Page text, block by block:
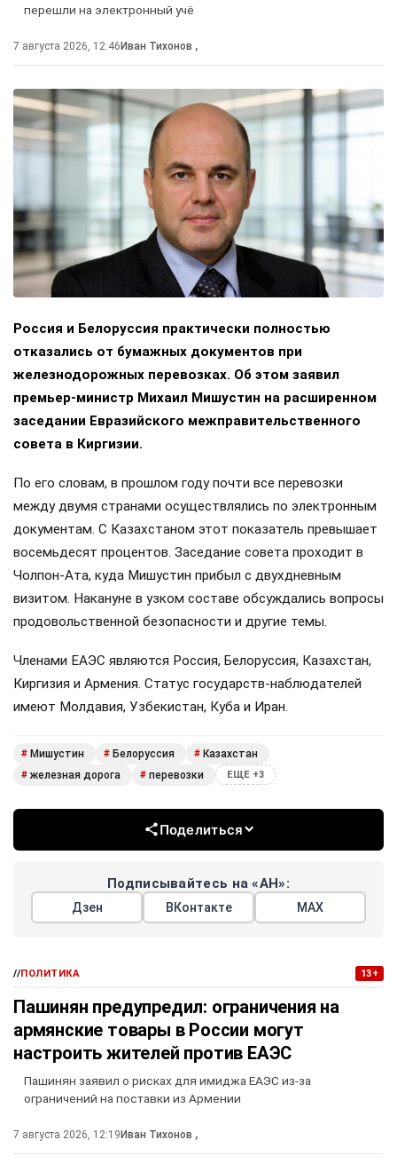
перешли на электронный учё
7 августа 2026, 12:46Иван Тихонов ,
Россия и Белоруссия практически полностью
отказались от бумажных документов при
железнодорожных перевозках. Об этом заявил
премьер-министр Михаил Мишустин на расширенном
заседании Евразийского межправительственного
совета в Киргизии.
По его словам, в прошлом году почти все перевозки
между двумя странами осуществлялись по электронным
документам. С Казахстаном этот показатель превышает
восемьдесят процентов. Заседание совета проходит в
Чолпон-Ата, куда Мишустин прибыл с двухдневным
визитом. Накануне в узком составе обсуждались вопросы
продовольственной безопасности и другие темы.
Членами ЕАЭС являются Россия, Белоруссия, Казахстан,
Киргизия и Армения. Статус государств-наблюдателей
имеют Молдавия, Узбекистан, Куба и Иран.
# Мишустин # Белоруссия # Казахстан
# железная дорога # перевозки ЕЩЕ +3
Поделиться
Подписывайтесь на «АН»:
Дзен ВКонтакте МАХ
//ПОЛИТИКА 13+
Пашинян предупредил: ограничения на
армянские товары в России могут
настроить жителей против ЕАЭС
Пашинян заявил о рисках для имиджа ЕАЭС из-за
ограничений на поставки из Армении
7 августа 2026, 12:19Иван Тихонов ,